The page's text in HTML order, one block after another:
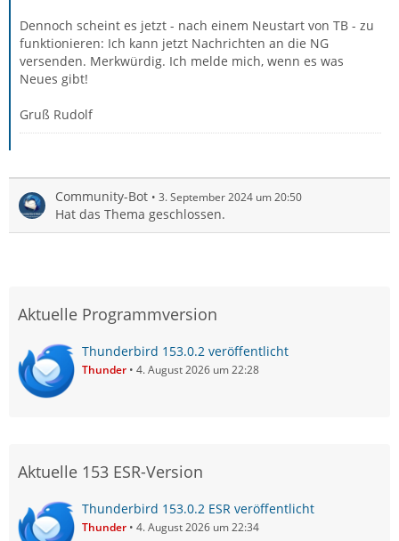
Dennoch scheint es jetzt - nach einem Neustart von TB - zu
funktionieren: Ich kann jetzt Nachrichten an die NG
versenden. Merkwürdig. Ich melde mich, wenn es was
Neues gibt!
Gruß Rudolf
Community-Bot 3. September 2024 um 20:50
Hat das Thema geschlossen.
Aktuelle Programmversion
Thunderbird 153.0.2 veröffentlicht
Thunder 4. August 2026 um 22:28
Aktuelle 153 ESR-Version
Thunderbird 153.0.2 ESR veröffentlicht
Thunder 4. August 2026 um 22:34